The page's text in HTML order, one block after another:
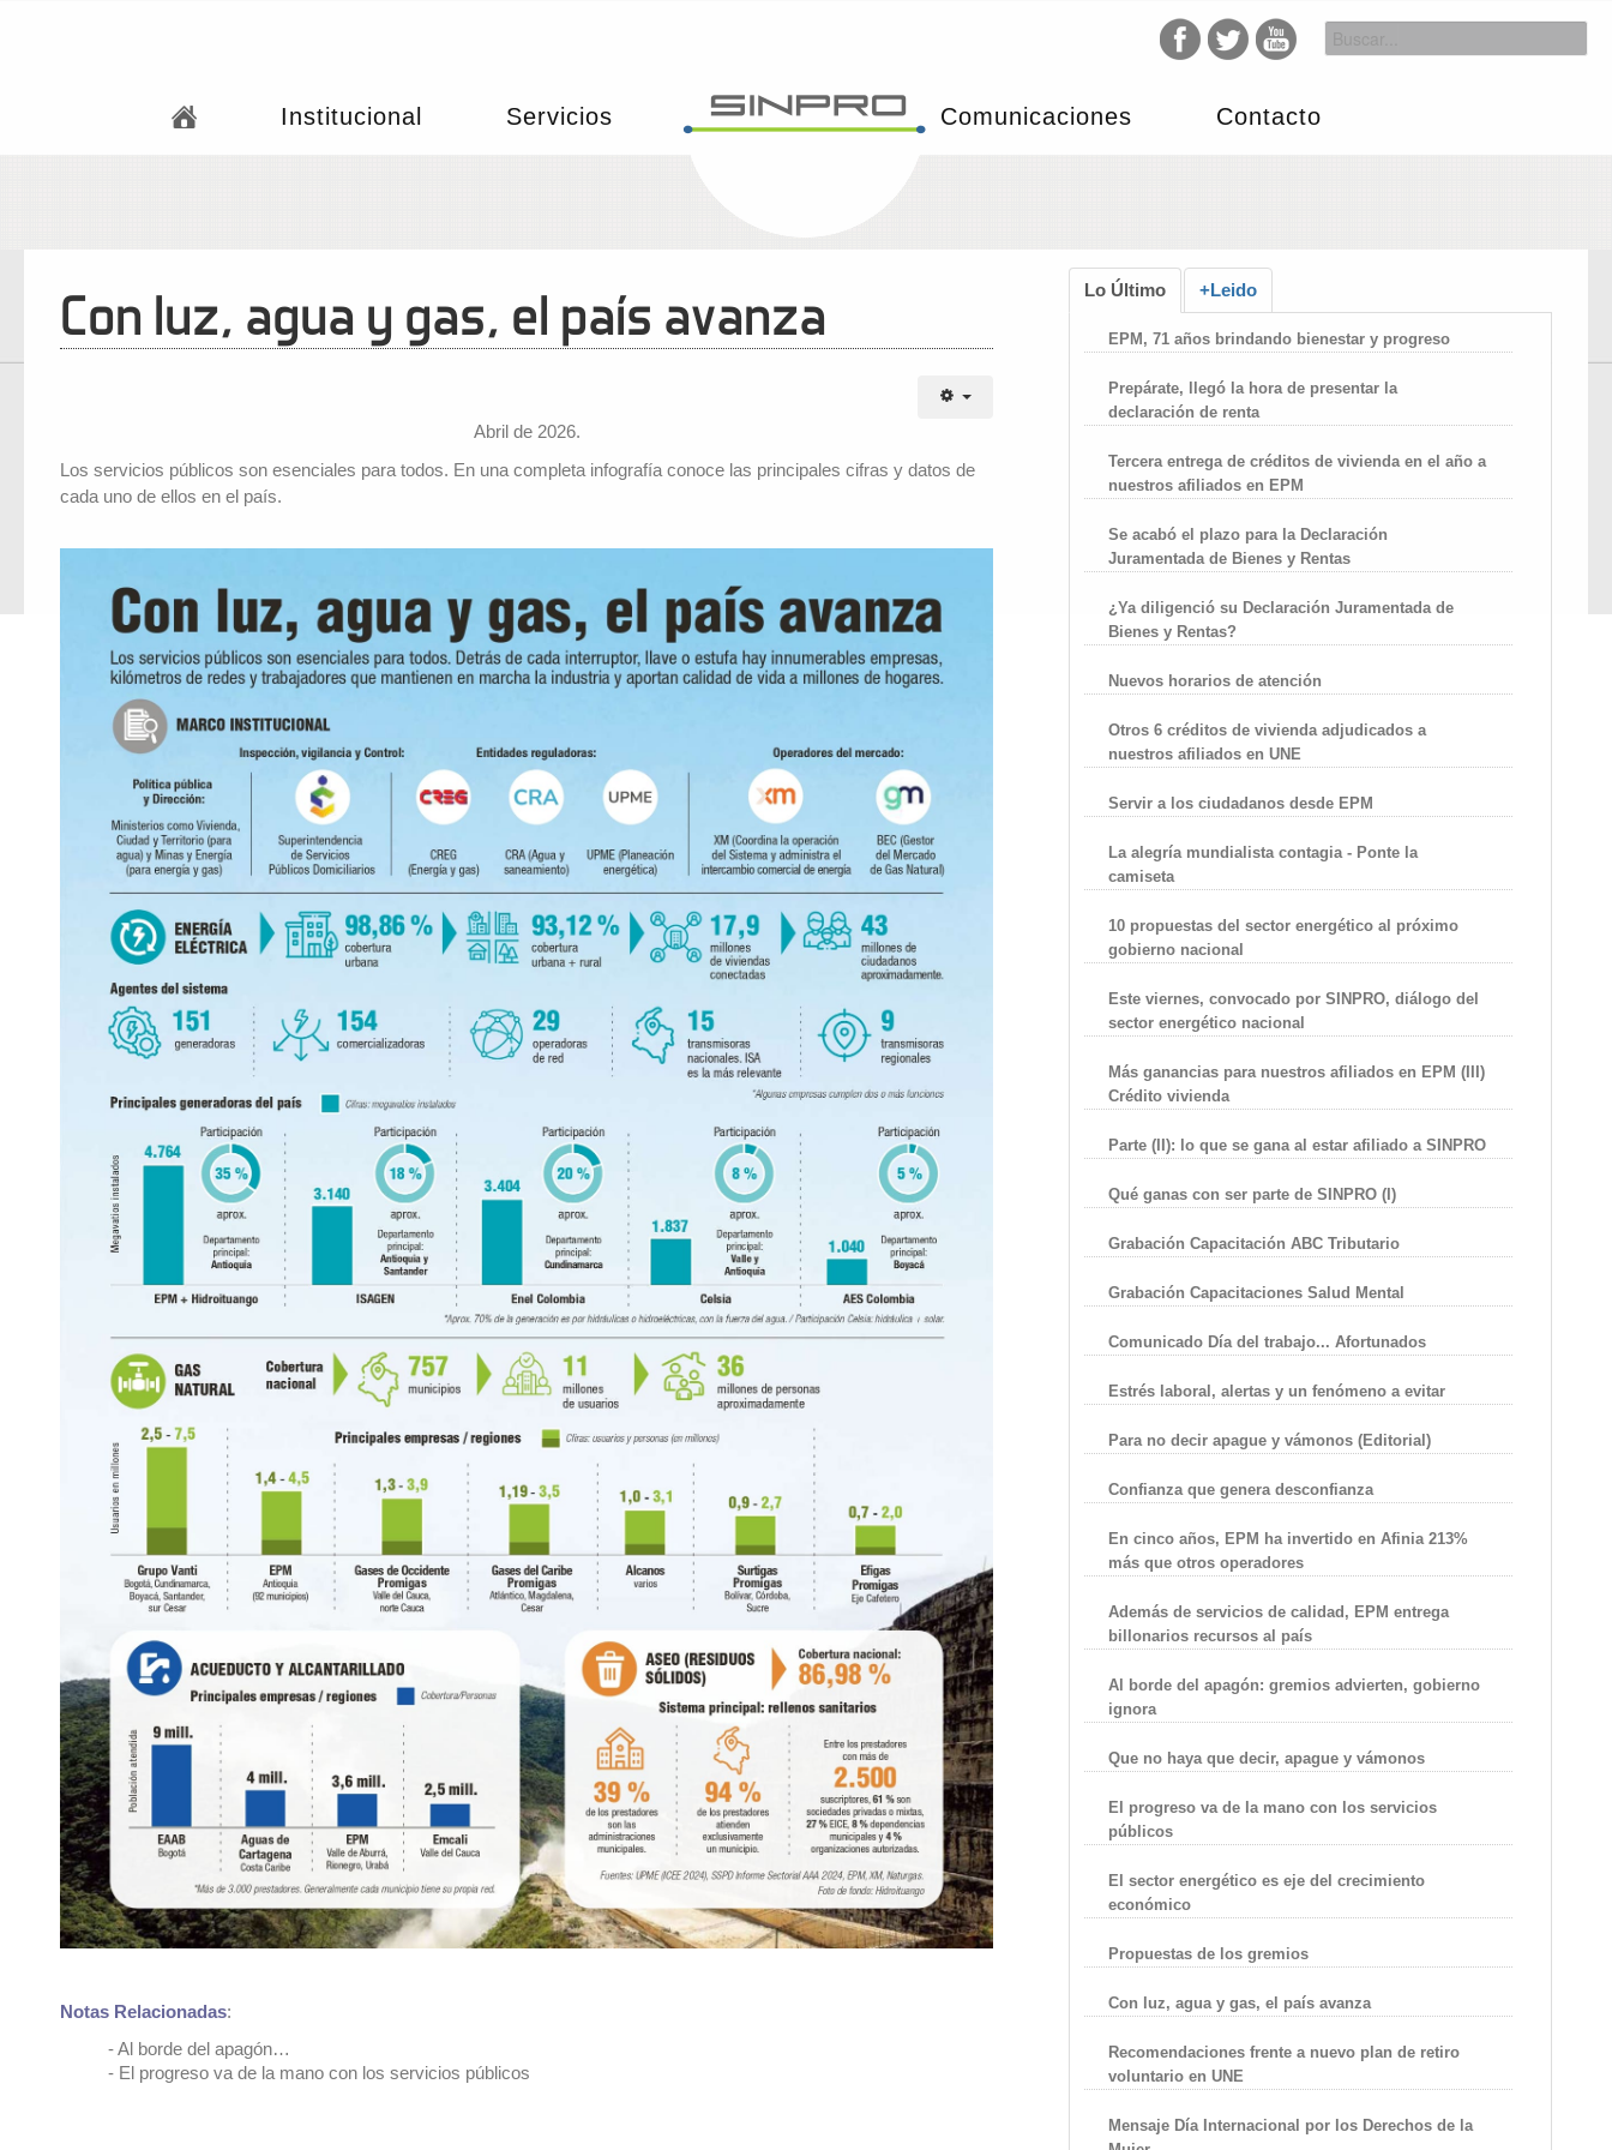
Institucional Servicios Comunicaciones Contacto
Con luz, agua y gas, el país avanza
Abril de 2026.
Los servicios públicos son esenciales para todos. En una completa infografía conoce las principales cifras y datos de
cada uno de ellos en el país.
Notas Relacionadas:
-Al borde del apagón…
- El progreso va de la mano con los servicios públicos
Lo Último +Leido
EPM, 71 años brindando bienestar y progreso
Prepárate, llegó la hora de presentar la
declaración de renta
Tercera entrega de créditos de vivienda en el año a
nuestros afiliados en EPM
Se acabó el plazo para la Declaración
Juramentada de Bienes y Rentas
¿Ya diligenció su Declaración Juramentada de
Bienes y Rentas?
Nuevos horarios de atención
Otros 6 créditos de vivienda adjudicados a
nuestros afiliados en UNE
Servir a los ciudadanos desde EPM
La alegría mundialista contagia - Ponte la
camiseta
10 propuestas del sector energético al próximo
gobierno nacional
Este viernes, convocado por SINPRO, diálogo del
sector energético nacional
Más ganancias para nuestros afiliados en EPM (III)
Crédito vivienda
Parte (II): lo que se gana al estar afiliado a SINPRO
Qué ganas con ser parte de SINPRO (I)
Grabación Capacitación ABC Tributario
Grabación Capacitaciones Salud Mental
Comunicado Día del trabajo... Afortunados
Estrés laboral, alertas y un fenómeno a evitar
Para no decir apague y vámonos (Editorial)
Confianza que genera desconfianza
En cinco años, EPM ha invertido en Afinia 213%
más que otros operadores
Además de servicios de calidad, EPM entrega
billonarios recursos al país
Al borde del apagón: gremios advierten, gobierno
ignora
Que no haya que decir, apague y vámonos
El progreso va de la mano con los servicios
públicos
El sector energético es eje del crecimiento
económico
Propuestas de los gremios
Con luz, agua y gas, el país avanza
Recomendaciones frente a nuevo plan de retiro
voluntario en UNE
Mensaje Día Internacional por los Derechos de la